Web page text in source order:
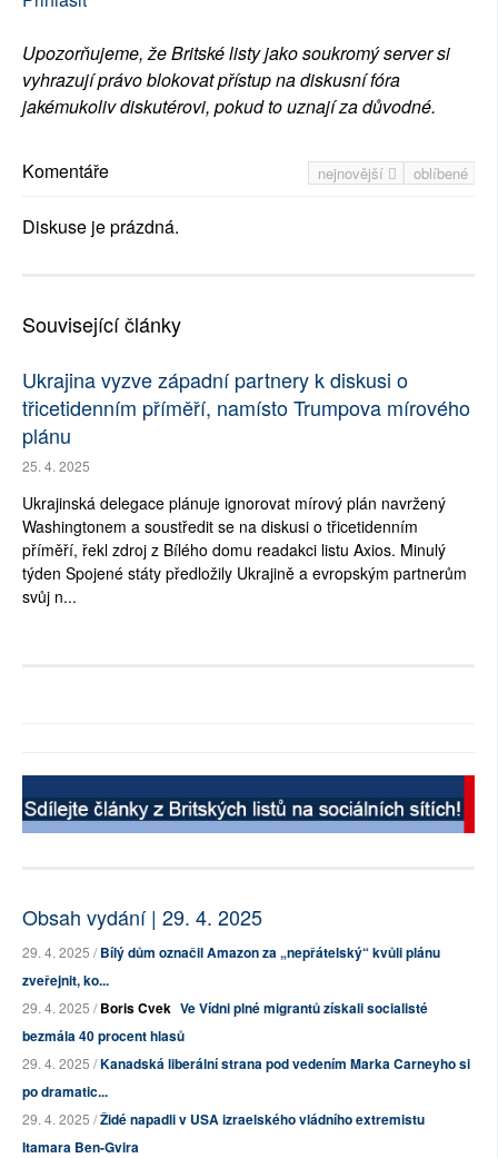
Upozorňujeme, že Britské listy jako soukromý server si
vyhrazují právo blokovat přístup na diskusní fóra
jakémukoliv diskutérovi, pokud to uznají za důvodné.
nejnovější oblíbené
Komentáře
Diskuse je prázdná.
Související články
Ukrajina vyzve západní partnery k diskusi o
třicetidenním příměří, namísto Trumpova mírového
plánu
25. 4. 2025
Ukrajinská delegace plánuje ignorovat mírový plán navržený
Washingtonem a soustředit se na diskusi o třicetidenním
příměří, řekl zdroj z Bílého domu readakci listu Axios. Minulý
týden Spojené státy předložily Ukrajině a evropským partnerům
svůj n...
Obsah vydání | 29. 4. 2025
29. 4. 2025 /Bílý dům označil Amazon za „nepřátelský“ kvůli plánu
zveřejnit, ko...
29. 4. 2025 /Boris Cvek Ve Vídni plné migrantů získali socialisté
bezmála 40 procent hlasů
29. 4. 2025 /Kanadská liberální strana pod vedením Marka Carneyho si
po dramatic...
29. 4. 2025 /Židé napadli v USA izraelského vládního extremistu
Itamara Ben-Gvira